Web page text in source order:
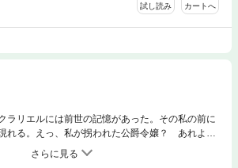
試し読み カートへ
ラリエルには前世の記憶があった。その私の前に
れる。えっ、私が拐われた公爵令嬢？ あれよあ
迎えられることになったのだが、同時にこの世界
のある乙女ゲームの世界だと気付いた。しかも破